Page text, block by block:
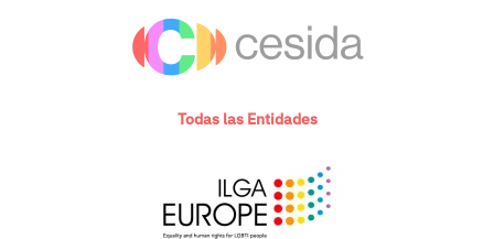
Todas las Entidades